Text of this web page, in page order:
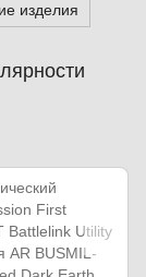
изделия